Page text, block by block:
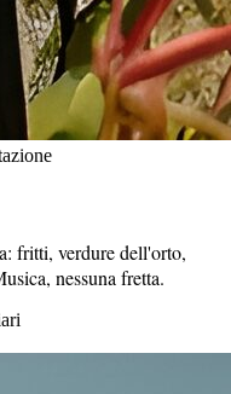
fritti, verdure dell'orto,
nessuna fretta.